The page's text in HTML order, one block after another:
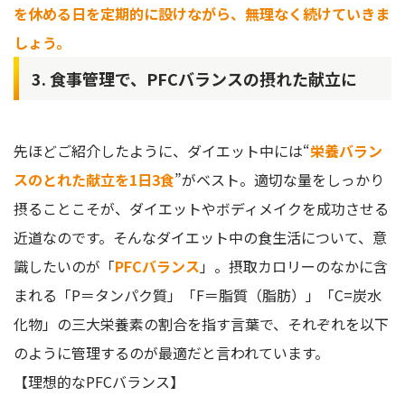
を休める日を定期的に設けながら、無理なく続けていきま
しょう。
3. 食事管理で、PFCバランスの摂れた献立に
先ほどご紹介したように、ダイエット中には“栄養バラン
スのとれた献立を1日3食”がベスト。適切な量をしっかり
摂ることこそが、ダイエットやボディメイクを成功させる
近道なのです。そんなダイエット中の食生活について、意
識したいのが「PFCバランス」。摂取カロリーのなかに含
まれる「P＝タンパク質」「F＝脂質（脂肪）」「C=炭水
化物」の三大栄養素の割合を指す言葉で、それぞれを以下
のように管理するのが最適だと言われています。
【理想的なPFCバランス】